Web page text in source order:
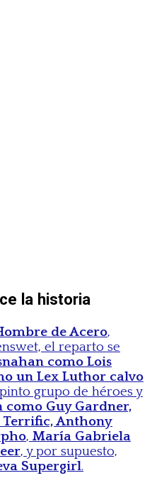
la historia
de Acero,
el reparto se
como Lois
un Lex Luthor calvo
grupo de héroes y
Guy Gardner,
Terrific, Anthony
, María Gabriela
, y por supuesto,
Supergirl.